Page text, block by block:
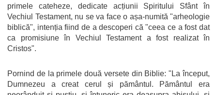
primele cateheze, dedicate acțiunii Spiritului Sfânt în
Vechiul Testament, nu se va face o așa-numită "arheologie
biblică", intenția fiind de a descoperi că "ceea ce a fost dat
ca promisiune în Vechiul Testament a fost realizat în
Cristos".
Pornind de la primele două versete din Biblie: "La început,
Dumnezeu a creat cerul și pământul. Pământul era